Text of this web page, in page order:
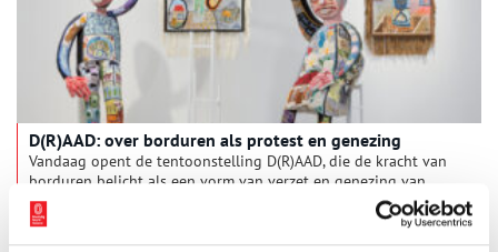
D(R)AAD: over borduren als protest en genezing
Vandaag opent de tentoonstelling D(R)AAD, die de kracht van
borduren belicht als een vorm van verzet en genezing van
trauma’s. Deze tentoonstelling maakt deel uit van een nieuwe
reeks van drie hedendaagse kunsttentoonstellingen genaamd
Laat Los en Koester. D(R)AAD verbindt verleden en heden door